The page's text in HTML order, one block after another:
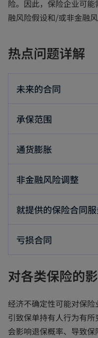
险。因此，保险企业可
融风险假设和/或非金融
热点问题详解
未来的合同
承保范围
通货膨胀
非金融风险调整
就提供的保险合同
亏损合同
对各类保险的
经济不确定性可能对保
引致保单持有人行为有
会影响退保概率、导致